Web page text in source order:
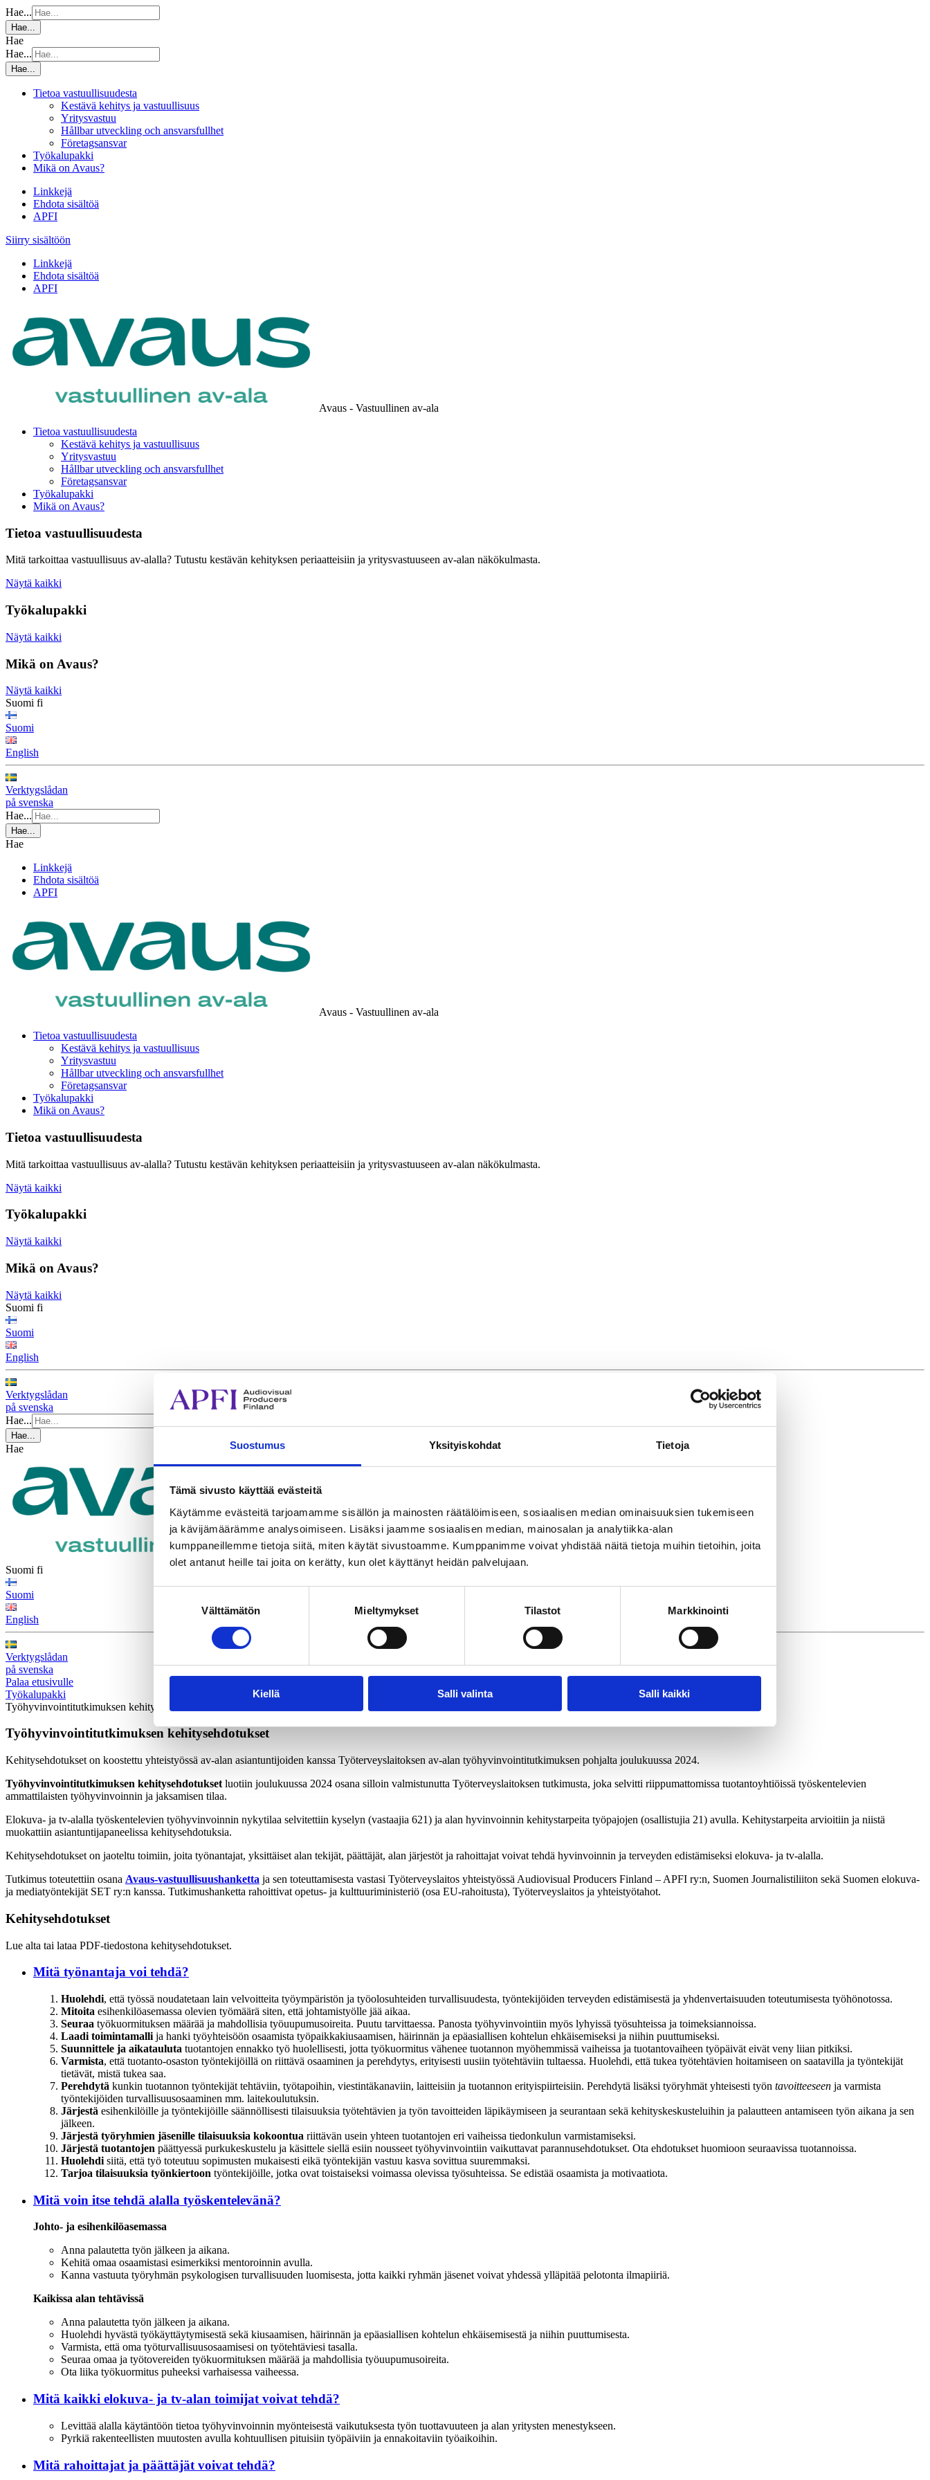
Suostumus Yksityiskohdat Tietoja
Tämä sivusto käyttää evästeitä
Käytämme evästeitä tarjoamamme sisällön ja mainosten räätälöimiseen, sosiaalisen median ominaisuuksien tukemiseen
ja kävijämäärämme analysoimiseen. Lisäksi jaamme sosiaalisen median, mainosalan ja analytiikka-alan
kumppaneillemme tietoja siitä, miten käytät sivustoamme. Kumppanimme voivat yhdistää näitä tietoja muihin tietoihin, joita
olet antanut heille tai joita on kerätty, kun olet käyttänyt heidän palvelujaan.
Välttämätön Mieltymykset Tilastot Markkinointi
Kiellä Salli valinta Salli kaikki
Hae...
Hae...
Hae
Hae...
Hae...
Tietoa vastuullisuudesta
Kestävä kehitys ja vastuullisuus
Yritysvastuu
Hållbar utveckling och ansvarsfullhet
Företagsansvar
Työkalupakki
Mikä on Avaus?
Linkkejä
Ehdota sisältöä
APFI
Siirry sisältöön
Linkkejä
Ehdota sisältöä
APFI
Avaus - Vastuullinen av-ala
Tietoa vastuullisuudesta
Kestävä kehitys ja vastuullisuus
Yritysvastuu
Hållbar utveckling och ansvarsfullhet
Företagsansvar
Työkalupakki
Mikä on Avaus?
Tietoa vastuullisuudesta
Mitä tarkoittaa vastuullisuus av-alalla? Tutustu kestävän kehityksen periaatteisiin ja yritysvastuuseen av-alan näkökulmasta.
Näytä kaikki
Työkalupakki
Näytä kaikki
Mikä on Avaus?
Näytä kaikki
Suomi fi
Suomi
English
Verktygslådan
på svenska
Hae...
Hae...
Hae
Linkkejä
Ehdota sisältöä
APFI
Avaus - Vastuullinen av-ala
Tietoa vastuullisuudesta
Kestävä kehitys ja vastuullisuus
Yritysvastuu
Hållbar utveckling och ansvarsfullhet
Företagsansvar
Työkalupakki
Mikä on Avaus?
Tietoa vastuullisuudesta
Mitä tarkoittaa vastuullisuus av-alalla? Tutustu kestävän kehityksen periaatteisiin ja yritysvastuuseen av-alan näkökulmasta.
Näytä kaikki
Työkalupakki
Näytä kaikki
Mikä on Avaus?
Näytä kaikki
Suomi fi
Suomi
English
Verktygslådan
på svenska
Hae...
Hae...
Hae
Avaus - Vastuullinen av-ala
Suomi fi
Suomi
English
Verktygslådan
på svenska
Palaa etusivulle
Työkalupakki
Työhyvinvointitutkimuksen kehitysehdotukset
Työhyvinvointitutkimuksen kehitysehdotukset
Kehitysehdotukset on koostettu yhteistyössä av-alan asiantuntijoiden kanssa Työterveyslaitoksen av-alan työhyvinvointitutkimuksen pohjalta joulukuussa 2024.
Työhyvinvointitutkimuksen kehitysehdotukset luotiin joulukuussa 2024 osana silloin valmistunutta Työterveyslaitoksen tutkimusta, joka selvitti riippumattomissa tuotantoyhtiöissä työskentelevien
ammattilaisten työhyvinvoinnin ja jaksamisen tilaa.
Elokuva- ja tv-alalla työskentelevien työhyvinvoinnin nykytilaa selvitettiin kyselyn (vastaajia 621) ja alan hyvinvoinnin kehitystarpeita työpajojen (osallistujia 21) avulla. Kehitystarpeita arvioitiin ja niistä
muokattiin asiantuntijapaneelissa kehitysehdotuksia.
Kehitysehdotukset on jaoteltu toimiin, joita työnantajat, yksittäiset alan tekijät, päättäjät, alan järjestöt ja rahoittajat voivat tehdä hyvinvoinnin ja terveyden edistämiseksi elokuva- ja tv-alalla.
Tutkimus toteutettiin osana Avaus-vastuullisuushanketta ja sen toteuttamisesta vastasi Työterveyslaitos yhteistyössä Audiovisual Producers Finland – APFI ry:n, Suomen Journalistiliiton sekä Suomen elokuva-
ja mediatyöntekijät SET ry:n kanssa. Tutkimushanketta rahoittivat opetus- ja kulttuuriministeriö (osa EU-rahoitusta), Työterveyslaitos ja yhteistyötahot.
Kehitysehdotukset
Lue alta tai lataa PDF-tiedostona kehitysehdotukset.
Mitä työnantaja voi tehdä?
Huolehdi, että työssä noudatetaan lain velvoitteita työympäristön ja työolosuhteiden turvallisuudesta, työntekijöiden terveyden edistämisestä ja yhdenvertaisuuden toteutumisesta työhönotossa.
Mitoita esihenkilöasemassa olevien työmäärä siten, että johtamistyölle jää aikaa.
Seuraa työkuormituksen määrää ja mahdollisia työuupumusoireita. Puutu tarvittaessa. Panosta työhyvinvointiin myös lyhyissä työsuhteissa ja toimeksiannoissa.
Laadi toimintamalli ja hanki työyhteisöön osaamista työpaikkakiusaamisen, häirinnän ja epäasiallisen kohtelun ehkäisemiseksi ja niihin puuttumiseksi.
Suunnittele ja aikatauluta tuotantojen ennakko­ työ huolellisesti, jotta työkuormitus vähenee tuotannon myöhemmissä vaiheissa ja tuotanto­vaiheen työpäivät eivät veny liian pitkiksi.
Varmista, että tuotanto-osaston työntekijöillä on riittävä osaaminen ja perehdytys, erityisesti uusiin työtehtäviin tultaessa. Huolehdi, että tukea työtehtävien hoitamiseen on saatavilla ja työntekijät
tietävät, mistä tukea saa.
Perehdytä kunkin tuotannon työntekijät tehtäviin, työtapoihin, viestintäkanaviin, laitteisiin ja tuotannon erityispiirteisiin. Perehdytä lisäksi työryhmät yhteisesti työn tavoitteeseen ja varmista
työntekijöiden turvallisuusosaaminen mm. laitekoulutuksin.
Järjestä esihenkilöille ja työntekijöille säännöllisesti tilaisuuksia työtehtävien ja työn tavoitteiden läpikäymiseen ja seurantaan sekä kehityskeskusteluihin ja palautteen antamiseen työn aikana ja sen
jälkeen.
Järjestä työryhmien jäsenille tilaisuuksia kokoontua riittävän usein yhteen tuotantojen eri vaiheissa tiedonkulun varmistamiseksi.
Järjestä tuotantojen päättyessä purkukeskustelu ja käsittele siellä esiin nousseet työhyvinvointiin vaikuttavat parannusehdotukset. Ota ehdotukset huomioon seuraavissa tuotannoissa.
Huolehdi siitä, että työ toteutuu sopimusten mukaisesti eikä työntekijän vastuu kasva sovittua suuremmaksi.
Tarjoa tilaisuuksia työnkiertoon työntekijöille, jotka ovat toistaiseksi voimassa olevissa työsuhteissa. Se edistää osaamista ja motivaatiota.
Mitä voin itse tehdä alalla työskentelevänä?
Johto- ja esihenkilöasemassa
Anna palautetta työn jälkeen ja aikana.
Kehitä omaa osaamistasi esimerkiksi mentoroinnin avulla.
Kanna vastuuta työryhmän psykologisen turvallisuuden luomisesta, jotta kaikki ryhmän jäsenet voivat yhdessä ylläpitää pelotonta ilmapiiriä.
Kaikissa alan tehtävissä
Anna palautetta työn jälkeen ja aikana.
Huolehdi hyvästä työkäyttäytymisestä sekä kiusaamisen, häirinnän ja epäasiallisen kohtelun ehkäisemisestä ja niihin puuttumisesta.
Varmista, että oma työturvallisuusosaamisesi on työtehtäviesi tasalla.
Seuraa omaa ja työtovereiden työkuormituksen määrää ja mahdollisia työuupumusoireita.
Ota liika työkuormitus puheeksi varhaisessa vaiheessa.
Mitä kaikki elokuva- ja tv-alan toimijat voivat tehdä?
Levittää alalla käytäntöön tietoa työhyvinvoinnin myönteisestä vaikutuksesta työn tuottavuuteen ja alan yritysten menestykseen.
Pyrkiä rakenteellisten muutosten avulla kohtuullisen pituisiin työpäiviin ja ennakoitaviin työaikoihin.
Mitä rahoittajat ja päättäjät voivat tehdä?